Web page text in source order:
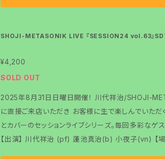
して楽しむチケットです。 配信チケットも発売いたしま
SHOJI-METASONIK LIVE 『SESSION24 vol.63』
¥4,200
SOLD OUT
2025年8月31日日曜日開催！ 川代祥治/SHOJI-
に直接ご来店いただき お客様に生で楽しんでいただくチケットです。 川代祥治
とカバーのセッションライブシリーズ。毎回多彩な
【出演】 川代祥治 (pf) 蓮池真治(b) 小夜子(vn) 【場所】 SDT TOKYO 東京都文京区春日1-2-7 SD